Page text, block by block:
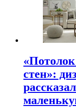
стен»: